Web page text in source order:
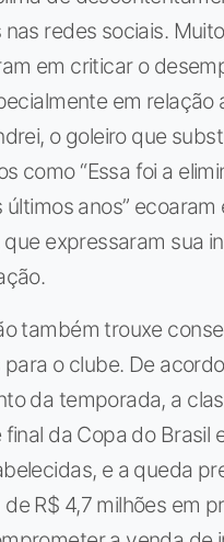
redes sociais.
em criticar o
em relação
o goleiro que
como “Essa foi a
últimos anos”
que expressaram sua
também trouxe
o clube. De
da temporada, a
da Copa do Brasil
e a queda
R$ 4,7 milhões em